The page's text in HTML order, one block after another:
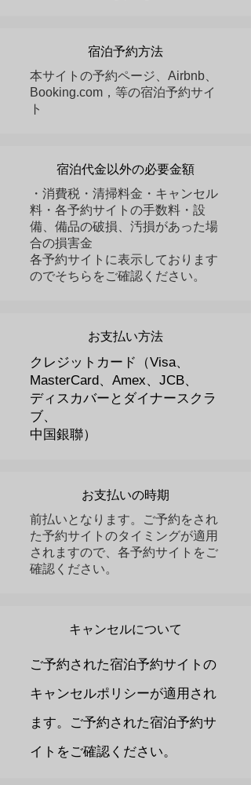
宿泊予約方法
本サイトの予約ページ、Airbnb、
Booking.com，等の宿泊予約サイ
ト
宿泊代金以外の必要金額
​・消費税・清掃料金・キャンセル
料・各予約サイトの手数料・設
備、備品の破損、汚損があった場
合の損害金
​各予約サイトに表示しております
のでそちらをご確認ください。
お支払い方法
クレジットカード（Visa、
MasterCard、Amex、JCB、
​ディスカバーとダイナースクラ
ブ、
中国銀聯）
お支払いの時期
前払いとなります。ご予約をされ
た予約サイトのタイミングが適用
されますので、各予約サイトをご
確認ください。
キャンセルについて
ご予約された宿泊予約サイトの
キャンセルポリシーが適用され
ます。ご予約された宿泊予約サ
イトをご確認ください。